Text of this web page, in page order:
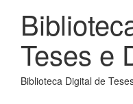
Teses e
Biblioteca Digital de